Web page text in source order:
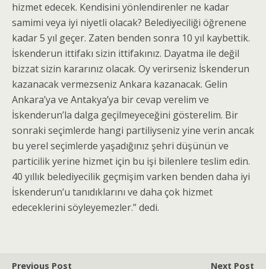
hizmet edecek. Kendisini yönlendirenler ne kadar
samimi veya iyi niyetli olacak? Belediyeciliği öğrenene
kadar 5 yıl geçer. Zaten benden sonra 10 yıl kaybettik.
İskenderun ittifakı sizin ittifakınız. Dayatma ile değil
bizzat sizin kararınız olacak. Oy verirseniz İskenderun
kazanacak vermezseniz Ankara kazanacak. Gelin
Ankara’ya ve Antakya’ya bir cevap verelim ve
İskenderun’la dalga geçilmeyeceğini gösterelim. Bir
sonraki seçimlerde hangi partiliyseniz yine verin ancak
bu yerel seçimlerde yaşadığınız şehri düşünün ve
particilik yerine hizmet için bu işi bilenlere teslim edin.
40 yıllık belediyecilik geçmişim varken benden daha iyi
İskenderun’u tanıdıklarını ve daha çok hizmet
edeceklerini söyleyemezler.” dedi.
Previous Post
Next Post